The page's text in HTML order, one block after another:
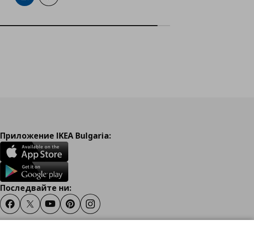
Приложение IKEA Bulgaria:
Последвайте ни:
FacebookTwitterYoutubePinterestInstagram